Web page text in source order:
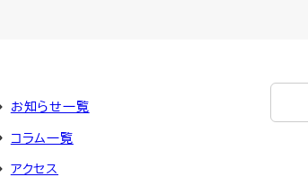
お知らせ一覧
コラム一覧
アクセス
検
索